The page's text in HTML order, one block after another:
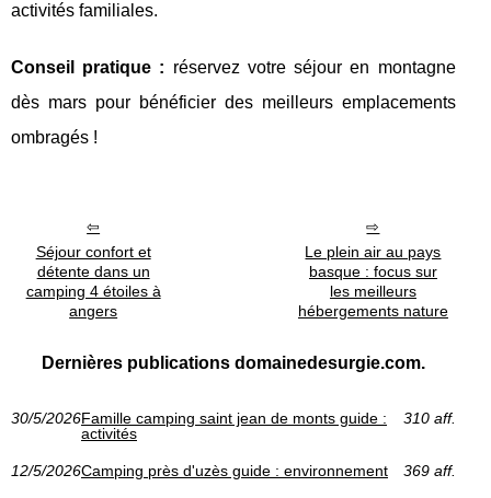
activités familiales.
Conseil pratique : réservez votre séjour en montagne
dès mars pour bénéficier des meilleurs emplacements
ombragés !
Séjour confort et
détente dans un
camping 4 étoiles à
angers
Le plein air au pays
basque : focus sur
les meilleurs
hébergements nature
Dernières publications domainedesurgie.com.
30/5/2026Famille camping saint jean de monts guide :
activités
310 aff.
12/5/2026Camping près d'uzès guide : environnement 369 aff.